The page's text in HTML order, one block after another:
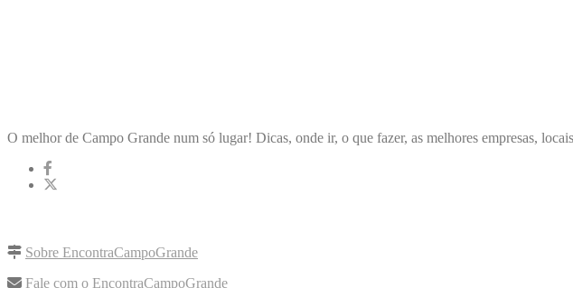
O melhor de Campo Grande num só lugar! Dicas, onde ir, o que fazer, as melhores empresas,
Sobre EncontraCampoGrande
Fale com o EncontraCampoGrande